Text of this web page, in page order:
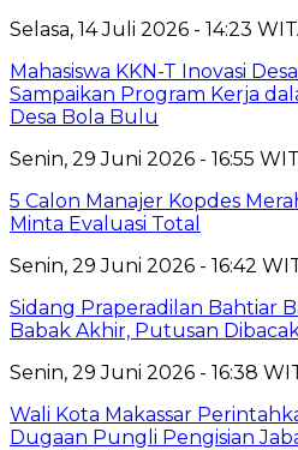
Selasa, 14 Juli 2026 - 14:23
Mahasiswa KKN-T Inovasi
Sampaikan Program Kerja
Desa Bola Bulu
Senin, 29 Juni 2026 - 16:55
5 Calon Manajer Kopdes
Minta Evaluasi Total
Senin, 29 Juni 2026 - 16:42
Sidang Praperadilan Bahtiar
Babak Akhir, Putusan
Senin, 29 Juni 2026 - 16:38
Wali Kota Makassar
Dugaan Pungli Pengisian